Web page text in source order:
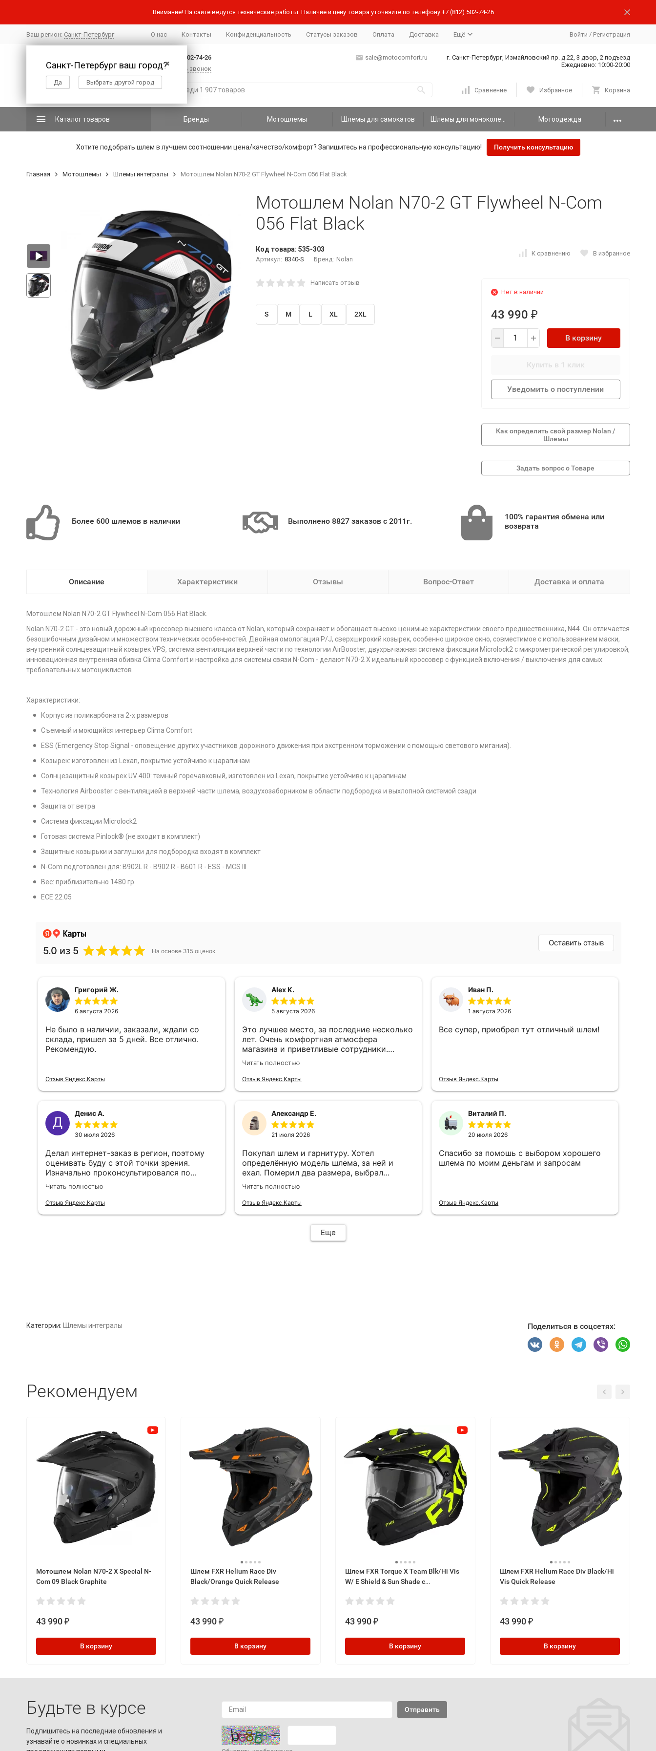
Внимание! На сайте ведутся технические работы. Наличие и цену товара уточняйте по телефону +7 (812) 502-74-26
Ваш регион: Санкт-Петербург
✖
Санкт-Петербург ваш город?
Да Выбрать другой город
О нас Контакты Конфиденциальность Статусы заказов Оплата Доставка Ещё Войти / Регистрация
+7 (812) 502-74-26
Заказать звонок
sale@motocomfort.ru
г. Санкт-Петербург, Измайловский пр. д.22, 3 двор, 2 подъезд
Ежедневно: 10:00-20:00
Сравнение Избранное Корзина
Каталог товаров Бренды Мотошлемы Шлемы для самокатов Мотоодежда
Хотите подобрать шлем в лучшем соотношении цена/качество/комфорт? Запишитесь на профессиональную консультацию! Получить консультацию
Главная Мотошлемы Шлемы интегралы Мотошлем Nolan N70-2 GT Flywheel N-Com 056 Flat Black
Мотошлем Nolan N70-2 GT Flywheel N-Com
056 Flat Black
Код товара: 535-303
Артикул: 8340-S Бренд: Nolan
К сравнению В избранное
Написать отзыв
S M L XL 2XL
Нет в наличии
43 990 ₽
В корзину
Купить в 1 клик
Уведомить о поступлении
Как определить свой размер Nolan /
Шлемы
Более 600 шлемов в наличии Выполнено 8827 заказов с 2011г.
100% гарантия обмена или
возврата
Описание Характеристики Отзывы Вопрос-Ответ Доставка и оплата
Мотошлем Nolan N70-2 GT Flywheel N-Com 056 Flat Black.
Nolan N70-2 GT - это новый дорожный кроссовер высшего класса от Nolan, который сохраняет и обогащает высоко ценимые характеристики своего предшественника, N44. Он отличается
безошибочным дизайном и множеством технических особенностей. Двойная омологация P/J, сверхширокий козырек, особенно широкое окно, совместимое с использованием маски,
внутренний солнцезащитный козырек VPS, система вентиляции верхней части по технологии AirBooster, двухрычажная система фиксации Microlock2 с микрометрической регулировкой,
инновационная внутренняя обивка Clima Comfort и настройка для системы связи N-Com - делают N70-2 X идеальный кроссовер с функцией включения / выключения для самых
требовательных мотоциклистов.
Характеристики:
Корпус из поликарбоната 2-х размеров
Съемный и моющийся интерьер Clima Comfort
ESS (Emergency Stop Signal - оповещение других участников дорожного движения при экстренном торможении с помощью светового мигания).
Козырек: изготовлен из Lexan, покрытие устойчиво к царапинам
Солнцезащитный козырек UV 400: темный горечавковый, изготовлен из Lexan, покрытие устойчиво к царапинам
Технология Airbooster с вентиляцией в верхней части шлема, воздухозаборником в области подбородка и выхлопной системой сзади
Защита от ветра
Система фиксации Microlock2
Готовая система Pinlock® (не входит в комплект)
Защитные козырьки и заглушки для подбородка входят в комплект
N-Com подготовлен для: B902L R - B902 R - B601 R - ESS - MCS III
Вес: приблизительно 1480 гр
ECE 22.05
Категории: Шлемы интегралы Поделиться в соцсетях:
Рекомендуем
Мотошлем Nolan N70-2 X Special N-
Com 09 Black Graphite
43 990 ₽
В корзину
Шлем FXR Helium Race Div
Black/Orange Quick Release
43 990 ₽
В корзину
Шлем FXR Torque X Team Blk/Hi Vis
W/ E Shield & Sun Shade с
43 990 ₽
В корзину
Шлем FXR Helium Race Div Black/Hi
Vis Quick Release
43 990 ₽
В корзину
Будьте в курсе
Подпишитесь на последние обновления и
узнавайте о новинках и специальных